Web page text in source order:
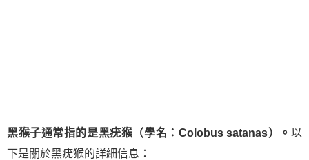
黑猴子通常指的是黑疣猴（學名：Colobus satanas）。 以
下是關於黑疣猴的詳細信息：